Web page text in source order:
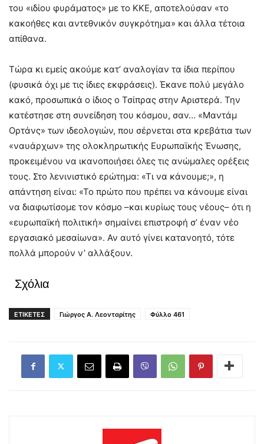
του «ιδίου φυράματος» με το ΚΚΕ, αποτελούσαν «το
κακοήθες και αντεθνικόν συγκρότημα» και άλλα τέτοια
απίθανα.
Τώρα κι εμείς ακούμε κατ’ αναλογίαν τα ίδια περίπου
(φυσικά όχι με τις ίδιες εκφράσεις). Έκανε πολύ μεγάλο
κακό, προσωπικά ο ίδιος ο Τσίπρας στην Αριστερά. Την
κατέστησε στη συνείδηση του κόσμου, σαν… «Μαντάμ
Ορτάνς» των ιδεολογιών, που σέρνεται στα κρεβάτια των
«ναυάρχων» της ολοκληρωτικής Ευρωπαϊκής Ένωσης,
προκειμένου να ικανοποιήσει όλες τις ανώμαλες ορέξεις
τους. Στο λενινιστικό ερώτημα: «Τι να κάνουμε;», η
απάντηση είναι: «Το πρώτο που πρέπει να κάνουμε είναι
να διαφωτίσομε τον κόσμο –και κυρίως τους νέους– ότι η
«ευρωπαϊκή πολιτική» σημαίνει επιστροφή σ’ έναν νέο
εργασιακό μεσαίωνα». Αν αυτό γίνει κατανοητό, τότε
πολλά μπορούν ν’ αλλάξουν.
Σχόλια
ΕΤΙΚΕΤΕΣ Γιώργος Α. Λεονταρίτης Φύλλο 461